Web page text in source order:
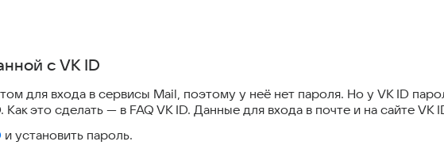
с VK ID
для входа в сервисы Mail, поэтому у неё нет пароля. Но у VK ID
это сделать — в FAQ VK ID. Данные для входа в почте и на сайте VK
и установить пароль.